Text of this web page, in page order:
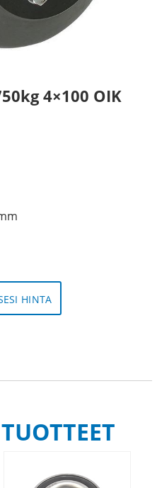
4×100 OIK
HINTA